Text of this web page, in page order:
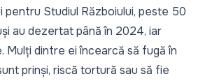
Studiul Războiului, peste 50
au dezertat până în 2024, iar
Mulți dintre ei încearcă să fugă în
prinși, riscă tortură sau să fie